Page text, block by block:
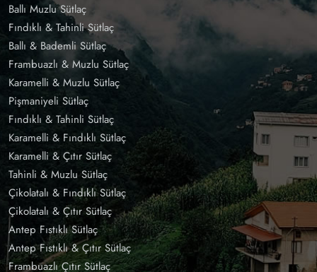
Ballı Muzlu Sütlaç
Fındıklı & Tahinli Sütlaç
Ballı & Bademli Sütlaç
Frambuazlı & Muzlu Sütlaç
Karamelli & Muzlu Sütlaç
Pişmaniyeli Sütlaç
Fındıklı & Tahinli Sütlaç
Karamelli & Fındıklı Sütlaç
Karamelli & Çıtır Sütlaç
Tahinli & Muzlu Sütlaç
Çikolatalı & Fındıklı Sütlaç
Çikolatalı & Çıtır Sütlaç
Antep Fıstıklı Sütlaç
Antep Fıstıklı & Çıtır Sütlaç
Frambuazlı Çıtır Sütlaç